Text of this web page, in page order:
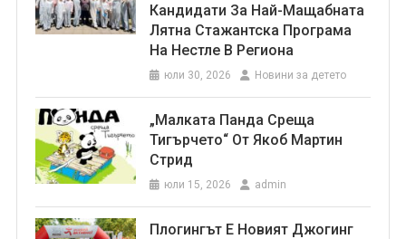
Кандидати За Най-Мащабната
Лятна Стажантска Програма
На Нестле В Региона
юли 30, 2026 Новини за детето
„Малката Панда Среща
Тигърчето“ От Якоб Мартин
Стрид
юли 15, 2026 admin
Плогингът Е Новият Джогинг